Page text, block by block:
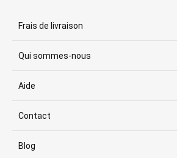
Frais de livraison
Qui sommes-nous
Aide
Contact
Blog